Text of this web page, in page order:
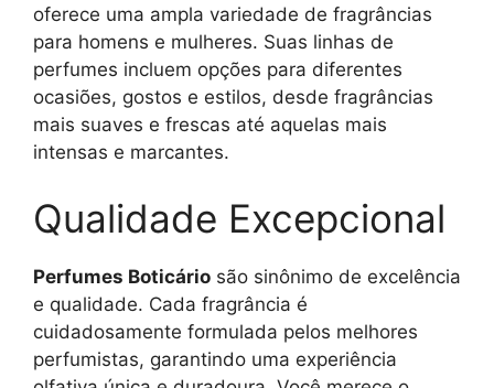
oferece uma ampla variedade de fragrâncias
para homens e mulheres. Suas linhas de
perfumes incluem opções para diferentes
ocasiões, gostos e estilos, desde fragrâncias
mais suaves e frescas até aquelas mais
intensas e marcantes.
Qualidade Excepcional
Perfumes Boticário são sinônimo de excelência
e qualidade. Cada fragrância é
cuidadosamente formulada pelos melhores
perfumistas, garantindo uma experiência